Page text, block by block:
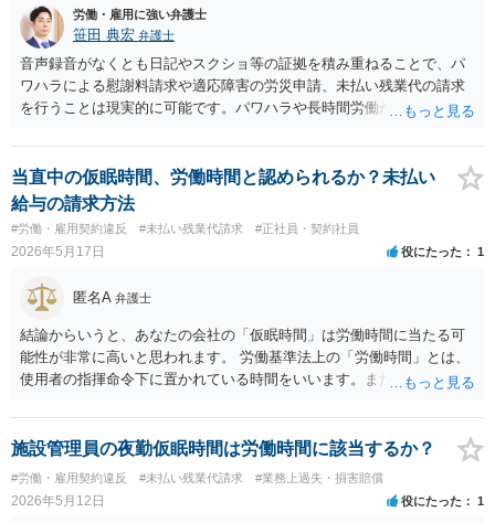
かは具体的事情を聴いてみないと何とも言えません（一般には「ほぼ
不可能」と考えてください）。 一度、当時の事情を文書化して直接弁
護士に面談相談されることをお勧めします。
労働・雇用に強い弁護士
笹田 典宏 弁護士
音声録音がなくとも日記やスクショ等の証拠を積み重ねることで、パ
ワハラによる慰謝料請求や適応障害の労災申請、未払い残業代の請求
を行うことは現実的に可能です。パワハラや長時間労働が原因で精神
認められる可能性もあります。ただし、個別の事案における証拠の信
用性や心理的負荷の強度の判断は、事実関係を総合的に考慮して行わ
れます。 引継ぎについては、雇用関係が終了していますので、原則と
して命令に応じる義務はありません。もっとも、ここも従前の経緯に
はよりますので、一概に引継ぎをしないでよいということは断言でき
ません。
当直中の仮眠時間、労働時間と認められるか？未払い
給与の請求方法
#労働・雇用契約違反 #未払い残業代請求 #正社員・契約社員
2026年5月17日 役にたった 1
匿名A 弁護士
結論からいうと、あなたの会社の「仮眠時間」は労働時間に当たる可
能性が非常に高いと思われます。 労働基準法上の「労働時間」とは、
使用者の指揮命令下に置かれている時間をいいます。また、「休憩時
中、指揮命令による拘束から完全に解放されていることが要求されま
す。 ご記載の事情からすると、ご相談のケースも「仮眠中でも指揮命
令下にある」、つまり、「労働時間である」と認定される可能性が高
いと考えられます 実際、最高裁判例（最一小判平成14年2月28日・大
星ビル管理事件）でも、最高裁は、「ビル管理会社の従業員が従事す
施設管理員の夜勤仮眠時間は労働時間に該当するか？
#労働・雇用契約違反 #未払い残業代請求 #業務上過失・損害賠償
2026年5月12日 役にたった 1